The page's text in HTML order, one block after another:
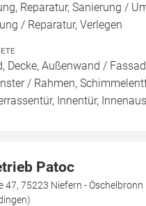
Reparatur, Sanierung /
/ Reparatur, Verlegen
Decke, Außenwand /
/ Rahmen,
Innentür,
Patoc
47, 75223 Niefern - Öschelbronn